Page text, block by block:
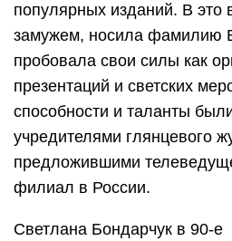
популярных изданий. В
замужем, носила фамилию
пробовала свои силы как
презентаций и светских
способности и таланты
учредителями глянцевого
предложившими
филиал в России.
Светлана Бондарчук в 90-е